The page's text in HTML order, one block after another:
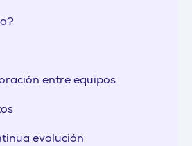
entre equipos
evolución